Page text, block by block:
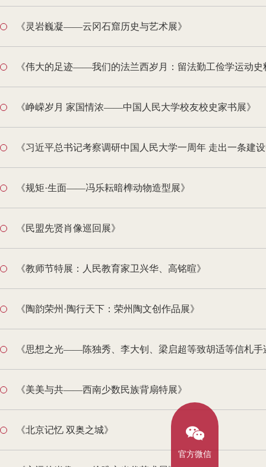
《灵岩巍凝——云冈石窟历史与艺术展》
《伟大的足迹——我们的法兰西岁月：留法勤工俭学运动史
《峥嵘岁月 家国情浓——中国人民大学校友校史家书展》
《习近平总书记考察调研中国人民大学一周年 走出一条建
《规矩·生面——冯乐耘暗榫动物造型展》
《民盟先贤肖像巡回展》
《教师节特展：人民教育家卫兴华、高铭暄》
《陶韵荣州·陶行天下：荣州陶文创作品展》
《思想之光——陈独秀、李大钊、梁启超等致胡适等信札手
《美美与共——西南少数民族背扇特展》
《北京记忆 双奥之城》
官方微信